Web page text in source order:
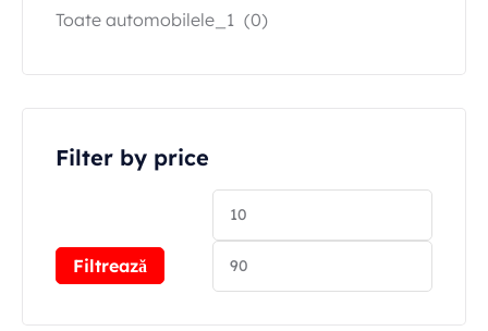
Toate automobilele_1 (0)
Filter by price
Filtrează